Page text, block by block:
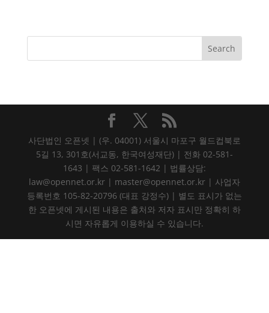
사단법인 오픈넷 | (우. 04001) 서울시 마포구 월드컵북로
5길 13, 301호(서교동, 한국여성재단) | 전화 02-581-
1643 | 팩스 02-581-1642 | 법률상담:
law@opennet.or.kr | master@opennet.or.kr | 사업자
등록번호 105-82-20796 (대표 강정수) | 별도 표시가 없는
한 오픈넷에 게시된 내용은 출처와 저자 표시만 정확히 하
시면 자유롭게 이용하실 수 있습니다.